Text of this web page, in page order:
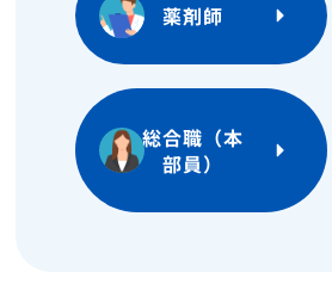
薬剤師
総合職（本
部員）